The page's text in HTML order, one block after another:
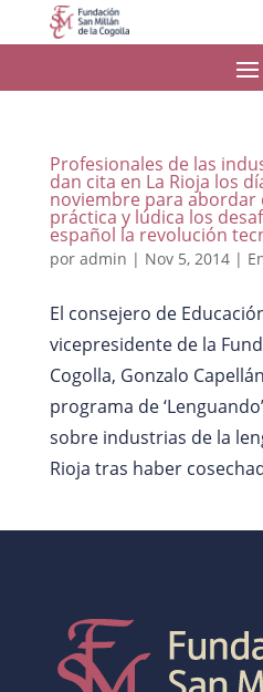
Profesionales de las
dan cita en La Rioja los
noviembre para abordar
práctica y lúdica los
español la revolución
por admin | Nov 5, 2014|
El consejero de
vicepresidente de la
Cogolla, Gonzalo
programa de
sobre industrias de la
Rioja tras haber